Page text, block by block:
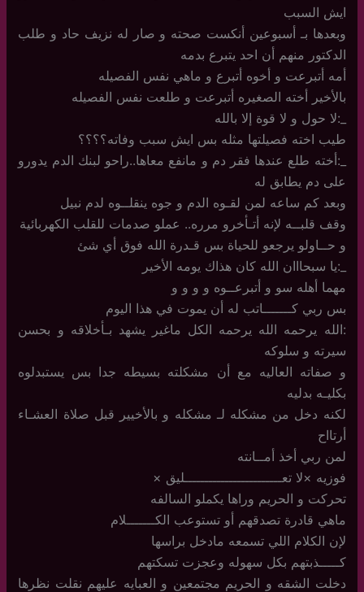
ايش السبب
وبعدها بـ أسبوعين أنكست صحته و صار له نزيف حاد و طلب
الدكتور منهم أن احد يتبرع بدمه
أمه أتبرعت و أخوه أتبرع و ماهي نفس الفصيله
بالأخير أخته الصغيره أتبرعت و طلعت نفس الفصيله
_:لا حول و لا قوة إلا بالله
طيب اخته فصيلتها مثله بس ايش سبب وفاته؟؟؟؟
_:أخته طلع عندها فقر دم و مانفع معاها..راحو لبنك الدم يدورو
على دم يطابق له
وبعد كم ساعه لمن لقـوه الدم و جوه ينقلــوه لدم نبيل
وقف قلبــه لإنه أتـأخرو مرره.. عملو صدمات للقلب الكهربائية
و حــاولو يرجعو للحياة بس قـدرة الله فوق أي شئ
_:يا سبحااان الله كان هذاك يومه الأخير
مهما أهله سو و أتبرعــوه و و و و
بس ربي كـــــــاتب له أن يموت في هذا اليوم
:الله يرحمه الله يرحمه الكل ماغير يشهد بـأخلاقه و بحسن
سيرته و سلوكه
و صفاته العاليه مع أن مشكلته بسيطه جدا بس يستبدلوه
بكليـه بدليه
لكنه دخل من مشكله لـ مشكله و بالأخيير قبل صلاة العشـاء
أرتااح
لمن ربي أخذ أمــانته
فوزيه ×لا تعــــــــــــــــــــــــليق ×
تحركت و الحريم وراها يكملو السالفه
ماهي قادرة تصدقهم أو تستوعب الكـــــــلام
لإن الكلام اللي تسمعه مادخل براسها
كـــــذبتهم بكل سهوله وعجزت تسكتهم
دخلت الشقه و الحريم مجتمعين و العبايه عليهم نقلت نظرها